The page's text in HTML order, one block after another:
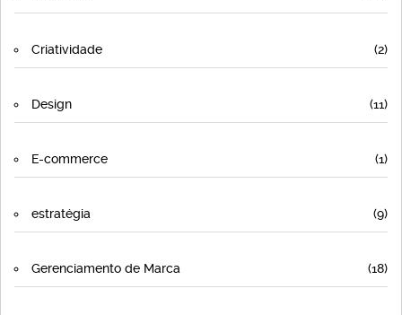
Criatividade (2)
Design (11)
E-commerce (1)
estratégia (9)
Gerenciamento de Marca (18)